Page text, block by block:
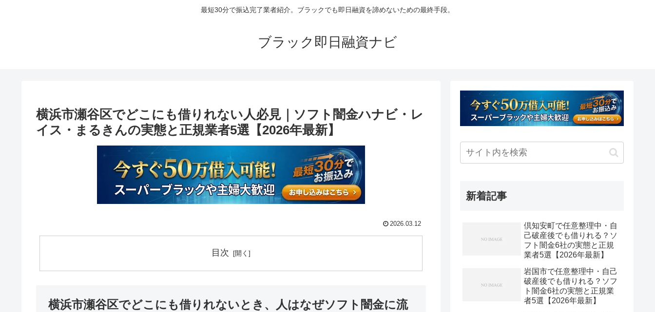
最短30分で振込完了業者紹介。ブラックでも即日融資を諦めないための最終手段。
ブラック即日融資ナビ
横浜市瀬谷区でどこにも借りれない人必見｜ソフト闇金ハナビ・レ
イス・まるきんの実態と正規業者5選【2026年最新】
2026.03.12
目次
横浜市瀬谷区でどこにも借りれないとき、人はなぜソフト闇金に流
新着記事
倶知安町で任意整理中・自
己破産後でも借りれる？ソ
フト闇金6社の実態と正規
業者5選【2026年最新】
岩国市で任意整理中・自己
破産後でも借りれる？ソフ
ト闇金6社の実態と正規業
者5選【2026年最新】